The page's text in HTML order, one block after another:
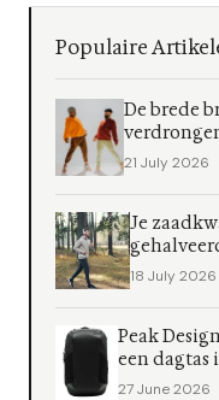
Populaire
De brede
21 July 2026
Je
18 July 2026
Peak
een dagtas
27 June 2026